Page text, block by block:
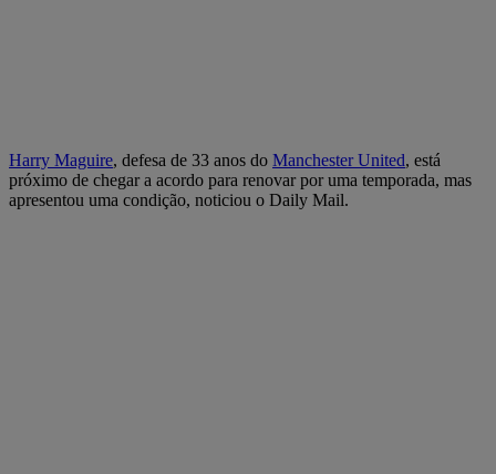
Harry Maguire, defesa de 33 anos do Manchester United, está
próximo de chegar a acordo para renovar por uma temporada, mas
apresentou uma condição, noticiou o Daily Mail.